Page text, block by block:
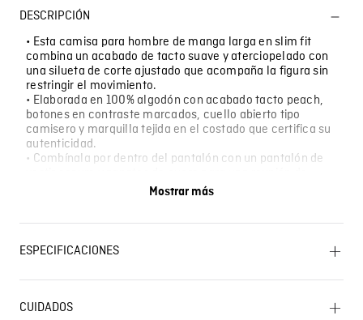
DESCRIPCIÓN
• Esta camisa para hombre de manga larga en slim fit
combina un acabado de tacto suave y aterciopelado con
una silueta de corte ajustado que acompaña la figura sin
restringir el movimiento.
• Elaborada en 100% algodón con acabado tacto peach,
botones en contraste marcados, cuello abierto tipo
camisero y marquilla tejida en el costado que certifica su
autenticidad.
• Combínala por dentro del pantalón con un pantalón de
trabajo; o con jeans rectos y zapatillas de suela blanca
semana o en un evento de networking donde el atuendo
Mostrar más
ESPECIFICACIONES
PROFESIONAL: No limpieza en seco. LAVADO:
Temperatura máxima de lavado 30 ºC. Proceso muy
CUIDADOS